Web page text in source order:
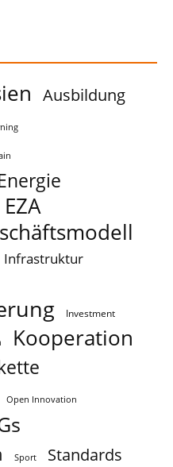
Ausbildung
EZA
Infrastruktur
Investment
Kooperation
Open Innovation
Sport Standards